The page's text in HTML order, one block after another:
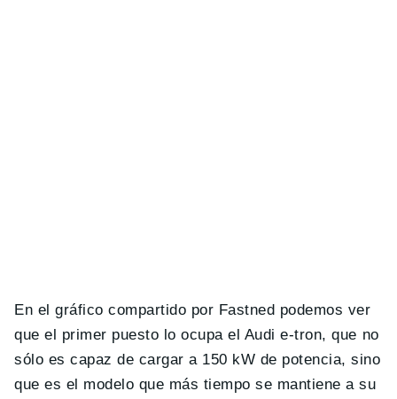
En el gráfico compartido por Fastned podemos ver
que el primer puesto lo ocupa el Audi e-tron, que no
sólo es capaz de cargar a 150 kW de potencia, sino
que es el modelo que más tiempo se mantiene a su